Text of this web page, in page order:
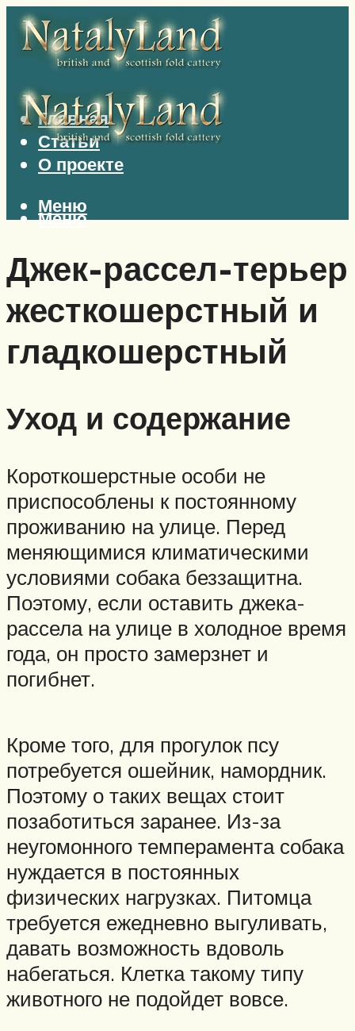
Главная
Статьи
О проекте
Меню
Меню
Джек-рассел-терьер
жесткошерстный и
гладкошерстный
Уход и содержание
Короткошерстные особи не
приспособлены к постоянному
проживанию на улице. Перед
меняющимися климатическими
условиями собака беззащитна.
Поэтому, если оставить джека-
рассела на улице в холодное время
года, он просто замерзнет и
погибнет.
Кроме того, для прогулок псу
потребуется ошейник, намордник.
Поэтому о таких вещах стоит
позаботиться заранее. Из-за
неугомонного темперамента собака
нуждается в постоянных
физических нагрузках. Питомца
требуется ежедневно выгуливать,
давать возможность вдоволь
набегаться. Клетка такому типу
животного не подойдет вовсе.